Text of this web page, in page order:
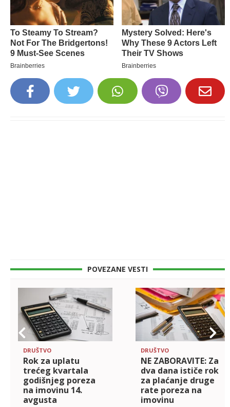
POVEZANE VESTI
DRUŠTVO
Rok za uplatu
trećeg kvartala
godišnjeg poreza
na imovinu 14.
avgusta
DRUŠTVO
NE ZABORAVITE: Za
dva dana ističe rok
za plaćanje druge
rate poreza na
imovinu